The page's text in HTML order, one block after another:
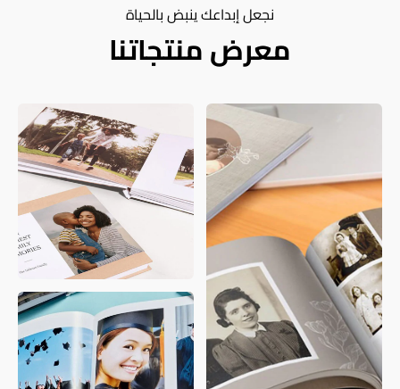
نجعل إبداعك ينبض بالحياة
معرض منتجاتنا